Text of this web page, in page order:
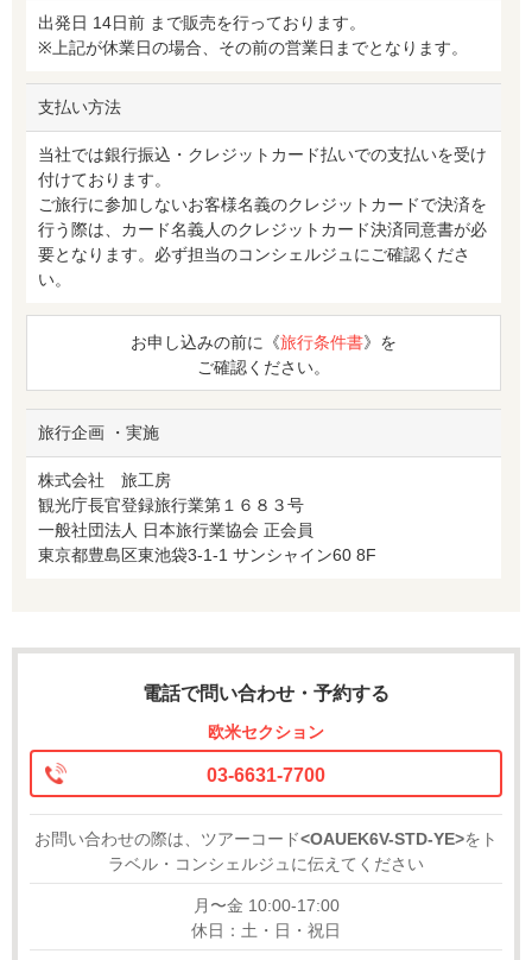
出発日 14日前 まで販売を行っております。
※上記が休業日の場合、その前の営業日までとなります。
支払い方法
当社では銀行振込・クレジットカード払いでの支払いを受け
付けております。
ご旅行に参加しないお客様名義のクレジットカードで決済を
行う際は、カード名義人のクレジットカード決済同意書が必
要となります。必ず担当のコンシェルジュにご確認くださ
い。
お申し込みの前に《旅行条件書》を
ご確認ください。
旅行企画 ・実施
株式会社 旅工房
観光庁長官登録旅行業第１６８３号
一般社団法人 日本旅行業協会 正会員
東京都豊島区東池袋3-1-1 サンシャイン60 8F
電話で問い合わせ・予約する
欧米セクション
03-6631-7700
お問い合わせの際は、ツアーコード<OAUEK6V-STD-YE>をト
ラベル・コンシェルジュに伝えてください
月〜金 10:00-17:00
休日：土・日・祝日